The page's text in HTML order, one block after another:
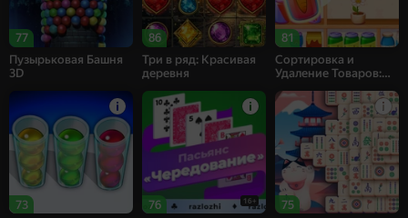
77
Пузырьковая Башня
3D
86
Три в ряд: Красивая
деревня
81
Сортировка и
Удаление Товаров:
73
76 16+
75